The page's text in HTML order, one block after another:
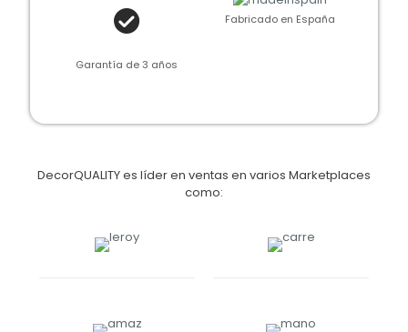
Garantía de 3 años
Fabricado en España
DecorQUALITY es líder en ventas en varios Marketplaces
como: